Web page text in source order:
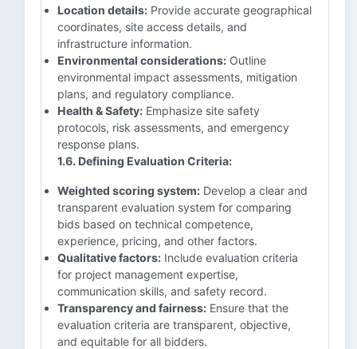
Location details: Provide accurate geographical
coordinates, site access details, and
infrastructure information.
Environmental considerations: Outline
environmental impact assessments, mitigation
plans, and regulatory compliance.
Health & Safety: Emphasize site safety
protocols, risk assessments, and emergency
response plans.
1.6. Defining Evaluation Criteria:
Weighted scoring system: Develop a clear and
transparent evaluation system for comparing
bids based on technical competence,
experience, pricing, and other factors.
Qualitative factors: Include evaluation criteria
for project management expertise,
communication skills, and safety record.
Transparency and fairness: Ensure that the
evaluation criteria are transparent, objective,
and equitable for all bidders.